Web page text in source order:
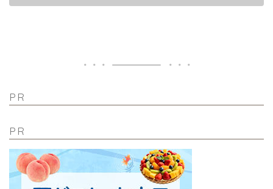
PR
PR